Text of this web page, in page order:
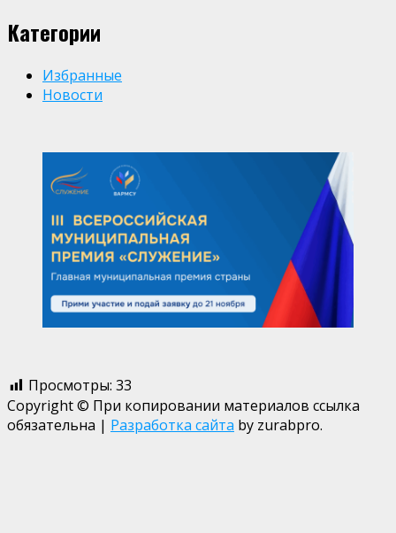
Категории
Избранные
Новости
Просмотры: 33
Copyright © При копировании материалов ссылка
обязательна | Разработка сайта by zurabpro.